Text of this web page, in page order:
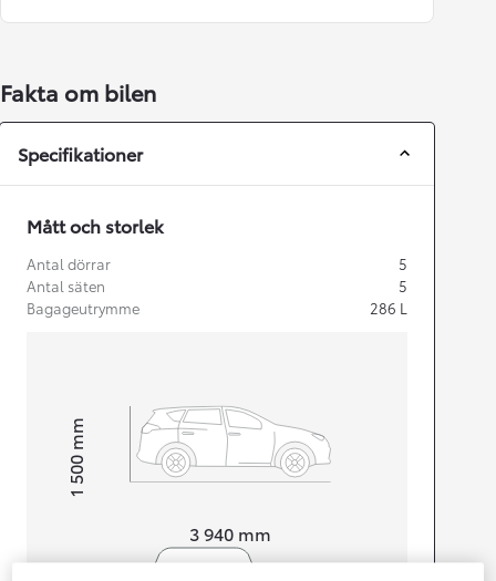
Fakta om bilen
Specifikationer
Mått och storlek
Antal dörrar
5
Antal säten
5
Bagageutrymme
286 L
3 940 mm
Height1 500
mm